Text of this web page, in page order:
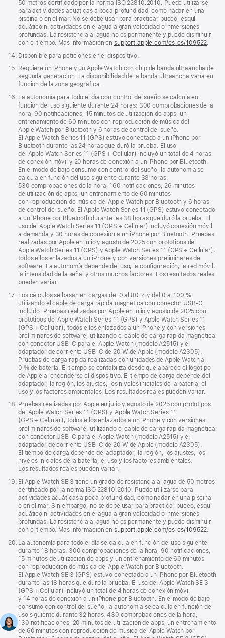
página
50 metros certificado por la norma ISO 22810:2010. Puede utilizarse
para actividades acuáticas a poca profundidad, como nadar en una
piscina o en el mar. No se debe usar para practicar buceo, esquí
acuático ni actividades en el agua a gran velocidad o inmersiones
profundas. La resistencia al agua no es permanente y puede disminuir
con el tiempo. Más información en support.apple.com/es-es/109522.
Nota
pie
página
14. Disponible para peticiones en el dispositivo.
Nota
página
15. Requiere un iPhone y un Apple Watch con chip de banda ultraancha de
segunda generación. La disponibilidad de la banda ultraancha varía en
función de la zona geográfica.
Nota
página
16. La autonomía para todo el día con control del sueño se calcula en
función del uso siguiente durante 24 horas: 300 comprobaciones de la
hora, 90 notificaciones, 15 minutos de utilización de apps, un
entrenamiento de 60 minutos con reproducción de música del
Apple Watch por Bluetooth y 6 horas de control del sueño.
El Apple Watch Series 11 (GPS) estuvo conectado a un iPhone por
Bluetooth durante las 24 horas que duró la prueba. El uso
del Apple Watch Series 11 (GPS + Cellular) incluyó un total de 4 horas
de conexión móvil y 20 horas de conexión a un iPhone por Bluetooth.
En el modo de bajo consumo con control del sueño, la autonomía se
calcula en función del uso siguiente durante 38 horas:
530 comprobaciones de la hora, 160 notificaciones, 26 minutos
de utilización de apps, un entrenamiento de 60 minutos
con reproducción de música del Apple Watch por Bluetooth y 6 horas
de control del sueño. El Apple Watch Series 11 (GPS) estuvo conectado
a un iPhone por Bluetooth durante las 38 horas que duró la prueba. El
uso del Apple Watch Series 11 (GPS + Cellular) incluyó conexión móvil
a demanda y 30 horas de conexión a un iPhone por Bluetooth. Pruebas
realizadas por Apple en julio y agosto de 2025 con prototipos del
Apple Watch Series 11 (GPS) y Apple Watch Series 11 (GPS + Cellular),
todos ellos enlazados a un iPhone y con versiones preliminares de
software. La autonomía depende del uso, la configuración, la red móvil,
la intensidad de la señal y otros muchos factores. Los resultados reales
pueden variar.
Nota
página
17. Los cálculos se basan en cargas del 0 al 80 % y del 0 al 100 %
utilizando el cable de carga rápida magnética con conector USB‑C
incluido. Pruebas realizadas por Apple en julio y agosto de 2025 con
prototipos del Apple Watch Series 11 (GPS) y Apple Watch Series 11
(GPS + Cellular), todos ellos enlazados a un iPhone y con versiones
preliminares de software, utilizando el cable de carga rápida magnética
con conector USB‑C para el Apple Watch (modelo A2515) y el
adaptador de corriente USB‑C de 20 W de Apple (modelo A2305).
Pruebas de carga rápida realizadas con unidades de Apple Watch al
0 % de batería. El tiempo se contabiliza desde que aparece el logotipo
de Apple al encenderse el dispositivo. El tiempo de carga depende del
adaptador, la región, los ajustes, los niveles iniciales de la batería, el
uso y los factores ambientales. Los resultados reales pueden variar.
Nota
página
18. Pruebas realizadas por Apple en julio y agosto de 2025 con prototipos
del Apple Watch Series 11 (GPS) y Apple Watch Series 11
(GPS + Cellular), todos ellos enlazados a un iPhone y con versiones
preliminares de software, utilizando el cable de carga rápida magnética
con conector USB‑C para el Apple Watch (modelo A2515) y el
adaptador de corriente USB‑C de 20 W de Apple (modelo A2305).
El tiempo de carga depende del adaptador, la región, los ajustes, los
niveles iniciales de la batería, el uso y los factores ambientales.
Los resultados reales pueden variar.
Nota
página
19. El Apple Watch SE 3 tiene un grado de resistencia al agua de 50 metros
certificado por la norma ISO 22810:2010. Puede utilizarse para
actividades acuáticas a poca profundidad, como nadar en una piscina
o en el mar. Sin embargo, no se debe usar para practicar buceo, esquí
acuático ni actividades en el agua a gran velocidad o inmersiones
profundas. La resistencia al agua no es permanente y puede disminuir
con el tiempo. Más información en support.apple.com/es-es/109522
Nota
página
20. La autonomía para todo el día se calcula en función del uso siguiente
durante 18 horas: 300 comprobaciones de la hora, 90 notificaciones,
15 minutos de utilización de apps y un entrenamiento de 60 minutos
con reproducción de música del Apple Watch por Bluetooth.
El Apple Watch SE 3 (GPS) estuvo conectado a un iPhone por Bluetooth
durante las 18 horas que duró la prueba. El uso del Apple Watch SE 3
(GPS + Cellular) incluyó un total de 4 horas de conexión móvil
y 14 horas de conexión a un iPhone por Bluetooth. En el modo de bajo
consumo con control del sueño, la autonomía se calcula en función del
uso siguiente durante 32 horas: 430 comprobaciones de la hora,
130 notificaciones, 20 minutos de utilización de apps, un entrenamiento
de 60 minutos con reproducción de música del Apple Watch por